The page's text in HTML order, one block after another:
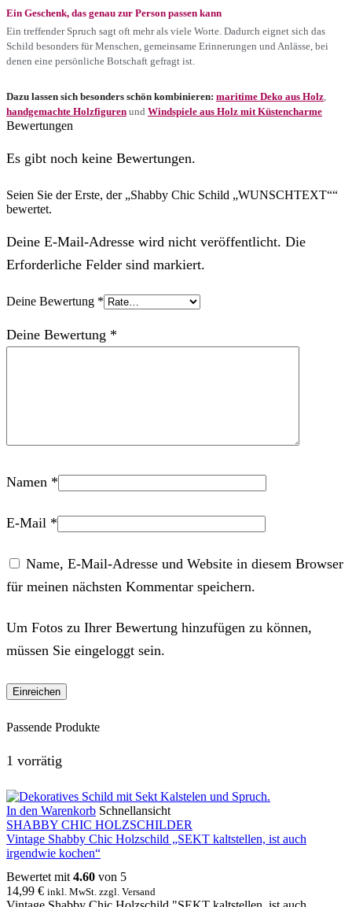
Ein Geschenk, das genau zur Person passen kann
Ein treffender Spruch sagt oft mehr als viele Worte. Dadurch eignet sich das
Schild besonders für Menschen, gemeinsame Erinnerungen und Anlässe, bei
denen eine persönliche Botschaft gefragt ist.
Dazu lassen sich besonders schön kombinieren: maritime Deko aus Holz
handgemachte Holzfiguren und Windspiele aus Holz mit Küstencharme
Bewertungen
Es gibt noch keine Bewertungen.
Seien Sie der Erste, der „Shabby Chic Schild „WUNSCHTEXT““
bewertet.
Deine E-Mail-Adresse wird nicht veröffentlicht. Die
Erforderliche Felder sind markiert.
Deine Bewertung *
Deine Bewertung *
Namen *
E-Mail *
Name, E-Mail-Adresse und Website in diesem Browser
für meinen nächsten Kommentar speichern.
Um Fotos zu Ihrer Bewertung hinzufügen zu können,
müssen Sie eingeloggt sein.
Passende Produkte
1 vorrätig
In den Warenkorb Schnellansicht
SHABBY CHIC HOLZSCHILDER
Vintage Shabby Chic Holzschild „SEKT kaltstellen, ist auch
irgendwie kochen“
Bewertet mit 4.60 von 5
14,99 € inkl. MwSt. zzgl. Versand